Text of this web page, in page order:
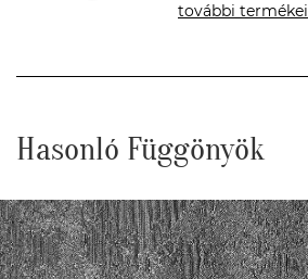
további termékei
Hasonló Függönyök